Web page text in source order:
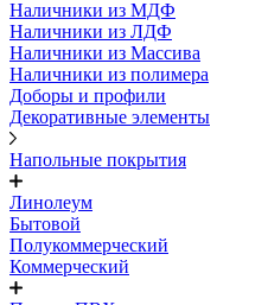
Наличники из МДФ
Наличники из ЛДФ
Наличники из Массива
Наличники из полимера
Доборы и профили
Декоративные элементы
Напольные покрытия
Линолеум
Бытовой
Полукоммерческий
Коммерческий